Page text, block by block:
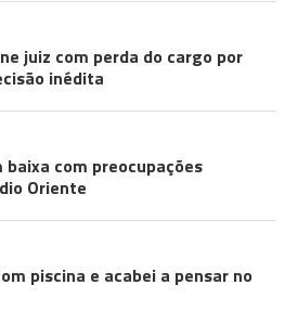
juiz com perda do cargo por
inédita
com preocupações
Oriente
piscina e acabei a pensar no